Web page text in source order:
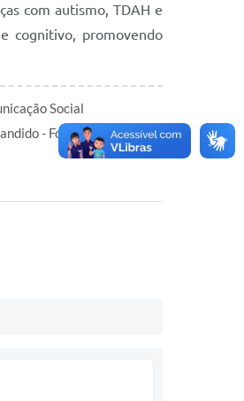
com autismo, TDAH e
cognitivo, promovendo
Social
- Fotos: Libna Lucena